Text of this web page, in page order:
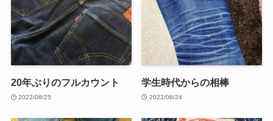
20年ぶりのフルカウント
2022/06/25
学生時代からの相棒
2022/06/24